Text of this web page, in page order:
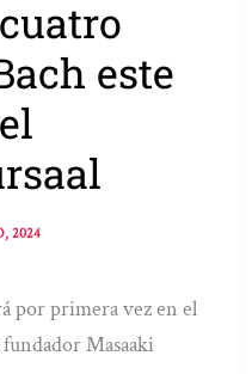
este
2024
por primera vez en el
Masaaki